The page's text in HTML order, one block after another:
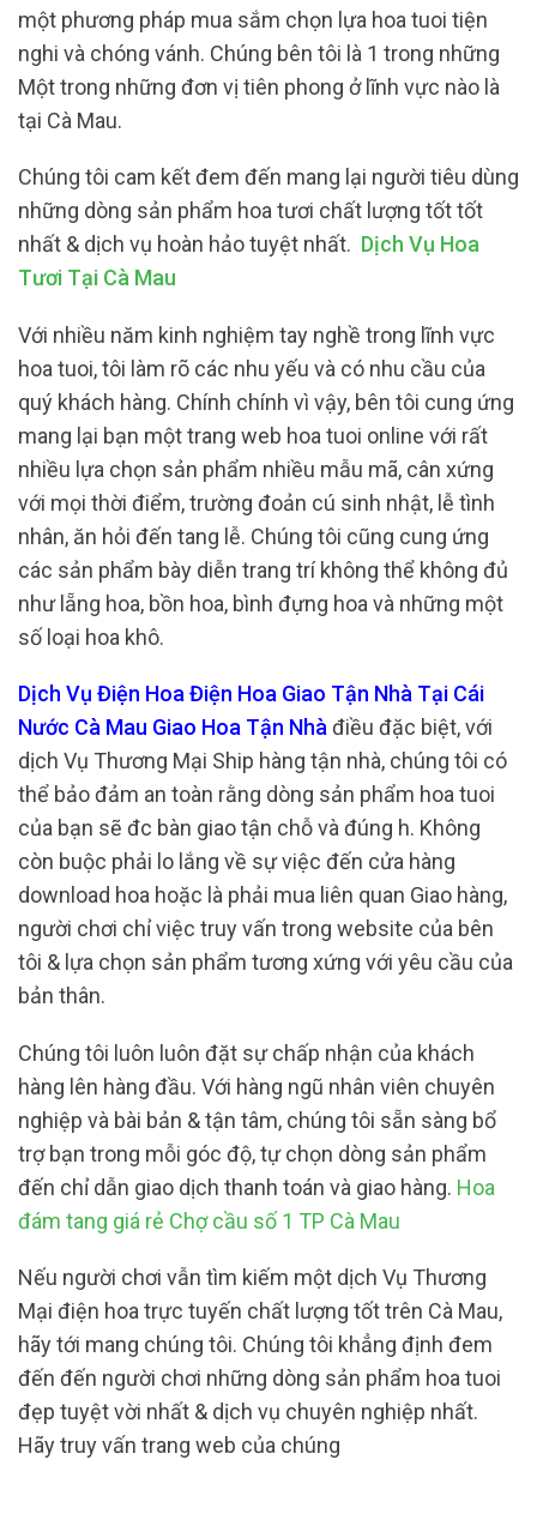
một phương pháp mua sắm chọn lựa hoa tuoi tiện
nghi và chóng vánh. Chúng bên tôi là 1 trong những
Một trong những đơn vị tiên phong ở lĩnh vực nào là
tại Cà Mau.
Chúng tôi cam kết đem đến mang lại người tiêu dùng
những dòng sản phẩm hoa tươi chất lượng tốt tốt
nhất & dịch vụ hoàn hảo tuyệt nhất. Dịch Vụ Hoa
Tươi Tại Cà Mau
Với nhiều năm kinh nghiệm tay nghề trong lĩnh vực
hoa tuoi, tôi làm rõ các nhu yếu và có nhu cầu của
quý khách hàng. Chính chính vì vậy, bên tôi cung ứng
mang lại bạn một trang web hoa tuoi online với rất
nhiều lựa chọn sản phẩm nhiều mẫu mã, cân xứng
với mọi thời điểm, trường đoản cú sinh nhật, lễ tình
nhân, ăn hỏi đến tang lễ. Chúng tôi cũng cung ứng
các sản phẩm bày diễn trang trí không thể không đủ
như lẵng hoa, bồn hoa, bình đựng hoa và những một
số loại hoa khô.
Dịch Vụ Điện Hoa Điện Hoa Giao Tận Nhà Tại Cái
Nước Cà Mau Giao Hoa Tận Nhà điều đặc biệt, với
dịch Vụ Thương Mại Ship hàng tận nhà, chúng tôi có
thể bảo đảm an toàn rằng dòng sản phẩm hoa tuoi
của bạn sẽ đc bàn giao tận chỗ và đúng h. Không
còn buộc phải lo lắng về sự việc đến cửa hàng
download hoa hoặc là phải mua liên quan Giao hàng,
người chơi chỉ việc truy vấn trong website của bên
tôi & lựa chọn sản phẩm tương xứng với yêu cầu của
bản thân.
Chúng tôi luôn luôn đặt sự chấp nhận của khách
hàng lên hàng đầu. Với hàng ngũ nhân viên chuyên
nghiệp và bài bản & tận tâm, chúng tôi sẵn sàng bổ
trợ bạn trong mỗi góc độ, tự chọn dòng sản phẩm
đến chỉ dẫn giao dịch thanh toán và giao hàng. Hoa
đám tang giá rẻ Chợ cầu số 1 TP Cà Mau
Nếu người chơi vẫn tìm kiếm một dịch Vụ Thương
Mại điện hoa trực tuyến chất lượng tốt trên Cà Mau,
hãy tới mang chúng tôi. Chúng tôi khẳng định đem
đến đến người chơi những dòng sản phẩm hoa tuoi
đẹp tuyệt vời nhất & dịch vụ chuyên nghiệp nhất.
Hãy truy vấn trang web của chúng